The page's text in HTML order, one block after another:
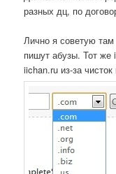
разных дц, по
Лично я советую
пишут абузы. Тот же
iichan.ru из-за